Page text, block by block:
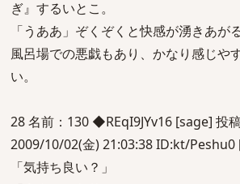
ぎ』するいとこ。
「うああ」ぞくぞくと快感が湧きあがる
風呂場での悪戯もあり、かなり感じや
い。
28 名前：130 ◆REqI9JYv16 [sage] 投稿
2009/10/02(金) 21:03:38 ID:kt/Peshu0
「気持ち良い？」